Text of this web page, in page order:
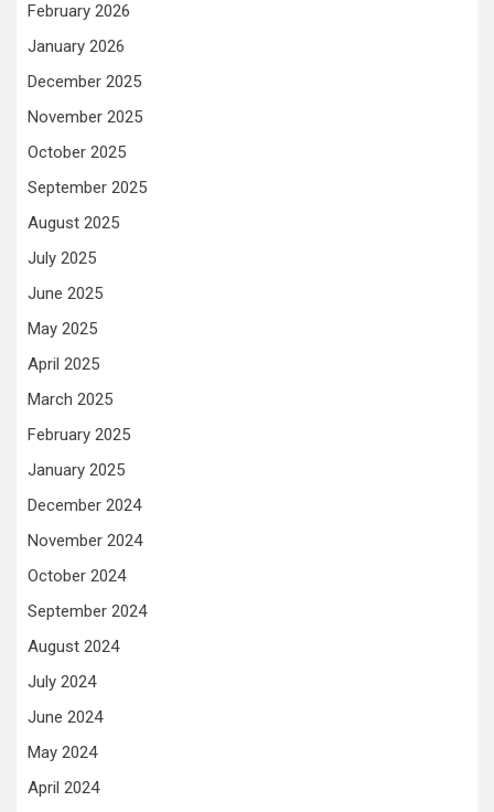
February 2026
January 2026
December 2025
November 2025
October 2025
September 2025
August 2025
July 2025
June 2025
May 2025
April 2025
March 2025
February 2025
January 2025
December 2024
November 2024
October 2024
September 2024
August 2024
July 2024
June 2024
May 2024
April 2024